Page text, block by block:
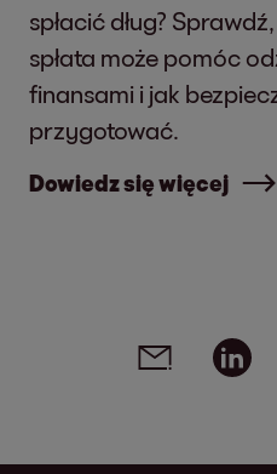
spłacić dług?
spłata może pomóc
finansami i jak
przygotować.
Dowiedz się więcej
Social media
Email